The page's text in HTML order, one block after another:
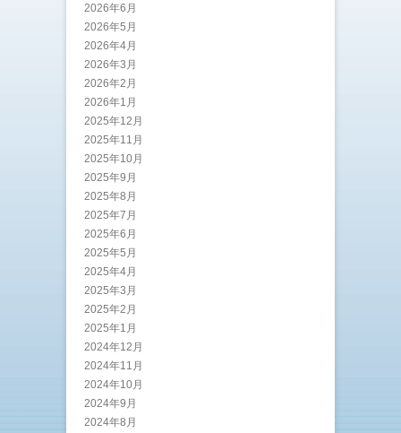
2026年6月
2026年5月
2026年4月
2026年3月
2026年2月
2026年1月
2025年12月
2025年11月
2025年10月
2025年9月
2025年8月
2025年7月
2025年6月
2025年5月
2025年4月
2025年3月
2025年2月
2025年1月
2024年12月
2024年11月
2024年10月
2024年9月
2024年8月